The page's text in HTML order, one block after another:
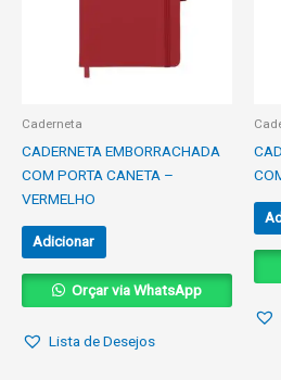
Caderneta
CADERNETA EMBORRACHADA
COM PORTA CANETA –
VERMELHO
Adicionar
Orçar via WhatsApp
Lista de Desejos